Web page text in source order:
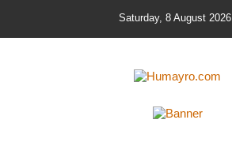
Saturday, 8 August 2026 |